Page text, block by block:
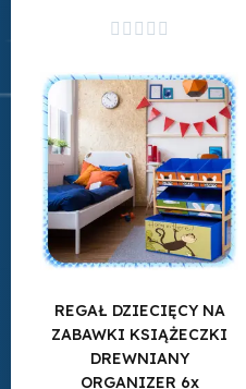
    
Dodaj do koszyka
REGAŁ DZIECIĘCY NA
ZABAWKI KSIĄŻECZKI
DREWNIANY
ORGANIZER 6x